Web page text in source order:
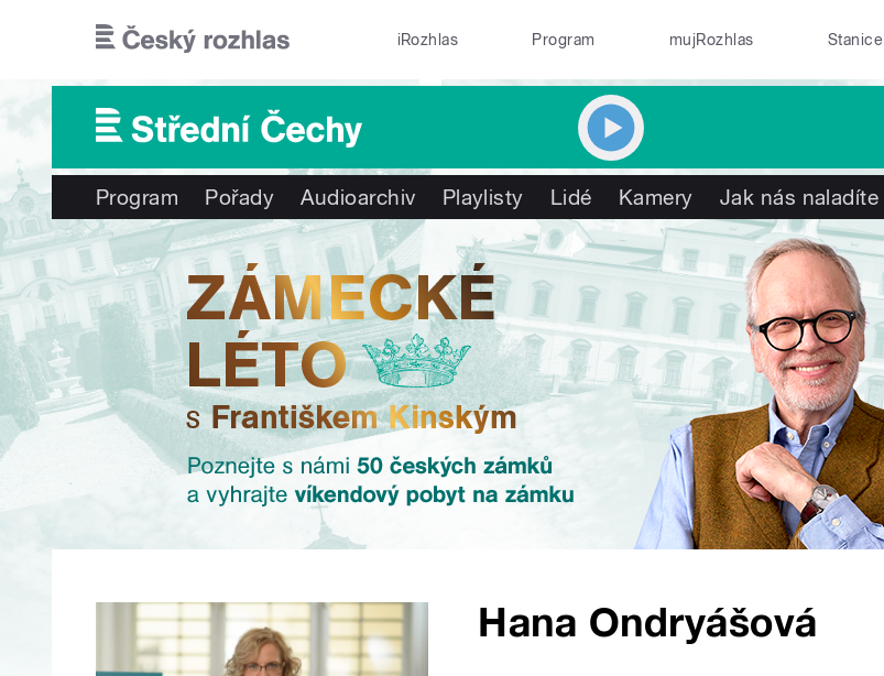
iRozhlas Program mujRozhlas Stanice
Program Pořady Audioarchiv Playlisty Lidé Kamery Jak nás naladíte
Hana Ondryášová